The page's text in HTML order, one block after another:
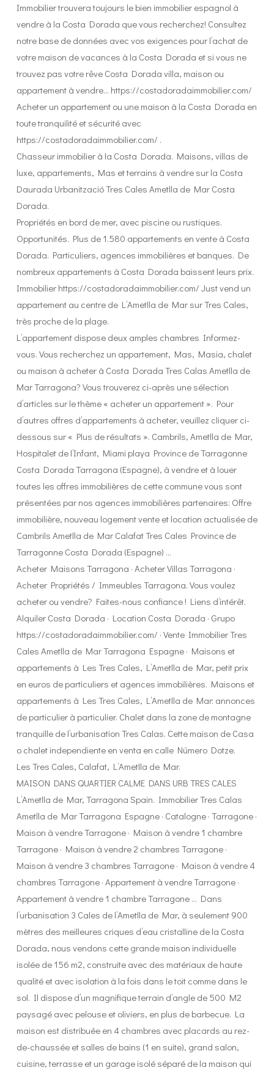
Immobilier trouvera toujours le bien immobilier espagnol à
vendre à la Costa Dorada que vous recherchez! Consultez
notre base de données avec vos exigences pour l’achat de
votre maison de vacances à la Costa Dorada et si vous ne
trouvez pas votre rêve Costa Dorada villa, maison ou
appartement à vendre… https://costadoradaimmobilier.com/
Acheter un appartement ou une maison à la Costa Dorada en
toute tranquilité et sécurité avec
https://costadoradaimmobilier.com/ .
Chasseur immobilier à la Costa Dorada. Maisons, villas de
luxe, appartements, Mas et terrains à vendre sur la Costa
Daurada Urbanització Tres Cales Ametlla de Mar Costa
Dorada.
Propriétés en bord de mer, avec piscine ou rustiques.
Opportunités. Plus de 1.580 appartements en vente à Costa
Dorada. Particuliers, agences immobilières et banques. De
nombreux appartements à Costa Dorada baissent leurs prix.
Immobilier https://costadoradaimmobilier.com/ Just vend un
appartement au centre de L’Ametlla de Mar sur Tres Cales,
très proche de la plage.
L’appartement dispose deux amples chambres Informez-
vous. Vous recherchez un appartement, Mas, Masia, chalet
ou maison à acheter à Costa Dorada Tres Calas Ametlla de
Mar Tarragona? Vous trouverez ci-après une sélection
d’articles sur le thème « acheter un appartement ». Pour
d’autres offres d’appartements à acheter, veuillez cliquer ci-
dessous sur « Plus de résultats ». Cambrils, Ametlla de Mar,
Hospitalet de l’Infant, Miami playa Province de Tarragonne
Costa Dorada Tarragona (Espagne), à vendre et à louer
toutes les offres immobilières de cette commune vous sont
présentées par nos agences immobilières partenaires: Offre
immobilière, nouveau logement vente et location actualisée de
Cambrils Ametlla de Mar Calafat Tres Cales Province de
Tarragonne Costa Dorada (Espagne) …
Acheter Maisons Tarragona · Acheter Villas Tarragona ·
Acheter Propriétés / Immeubles Tarragona. Vous voulez
acheter ou vendre? Faites-nous confiance ! Liens d’intérêt.
Alquiler Costa Dorada · Location Costa Dorada · Grupo
https://costadoradaimmobilier.com/ · Vente Immobilier Tres
Cales Ametlla de Mar Tarragona Espagne · Maisons et
appartements à Les Tres Cales, L’Ametlla de Mar, petit prix
en euros de particuliers et agences immobilières. Maisons et
appartements à Les Tres Cales, L’Ametlla de Mar: annonces
de particulier à particulier. Chalet dans la zone de montagne
tranquille de l’urbanisation Tres Calas. Cette maison de Casa
o chalet independiente en venta en calle Número Dotze.
Les Tres Cales, Calafat, L’Ametlla de Mar.
MAISON DANS QUARTIER CALME DANS URB TRES CALES
L’Ametlla de Mar, Tarragona Spain. Immobilier Tres Calas
Ametlla de Mar Tarragona Espagne · Catalogne · Tarragone ·
Maison à vendre Tarragone · Maison à vendre 1 chambre
Tarragone · Maison à vendre 2 chambres Tarragone ·
Maison à vendre 3 chambres Tarragone · Maison à vendre 4
chambres Tarragone · Appartement à vendre Tarragone ·
Appartement à vendre 1 chambre Tarragone … Dans
l’urbanisation 3 Cales de l’Ametlla de Mar, à seulement 900
mètres des meilleures criques d’eau cristalline de la Costa
Dorada, nous vendons cette grande maison individuelle
isolée de 156 m2, construite avec des matériaux de haute
qualité et avec isolation à la fois dans le toit comme dans le
sol. Il dispose d’un magnifique terrain d’angle de 500 M2
paysagé avec pelouse et oliviers, en plus de barbecue. La
maison est distribuée en 4 chambres avec placards au rez-
de-chaussée et salles de bains (1 en suite), grand salon,
cuisine, terrasse et un garage isolé séparé de la maison qui